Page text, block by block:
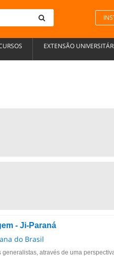
EXTENSÃO
- Ji-Paraná
do Brasil
através de uma